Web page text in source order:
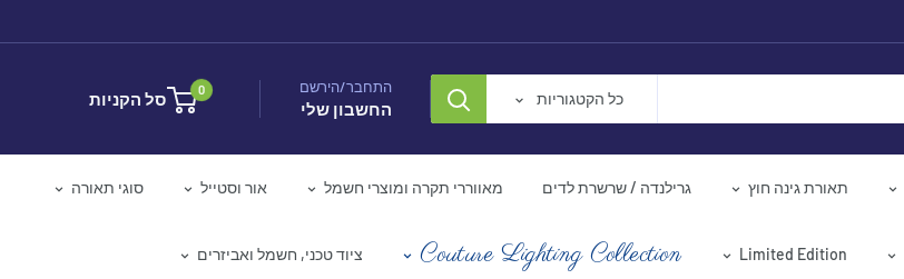
כל הקטגוריות
התחבר/הירשם
החשבון שלי
0 סל הקניות
תאורת גינה חוץ גרילנדה / שרשרת לדים מאווררי תקרה ומוצרי חשמל אור וסטייל סוגי תאורה
Limited Edition
Couture Lighting Collection ציוד טכני, חשמל ואביזרים